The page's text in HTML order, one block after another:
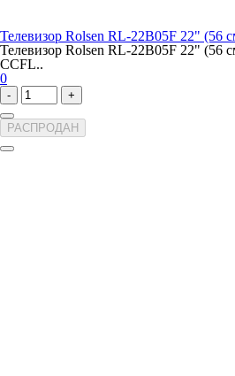
Телевизор Rolsen RL-22B05F 22" (56
Телевизор Rolsen RL-22B05F 22" (56
CCFL..
0
- +
РАСПРОДАН